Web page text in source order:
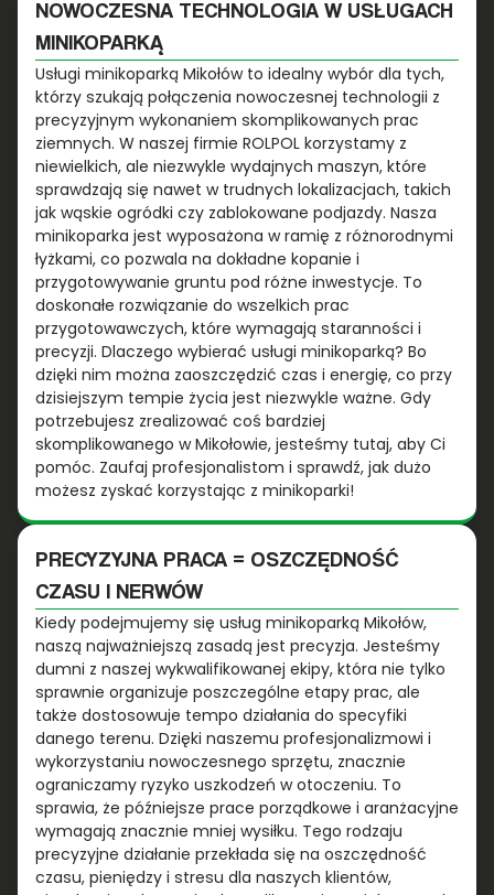
NOWOCZESNA TECHNOLOGIA W USŁUGACH
MINIKOPARKĄ
Usługi minikoparką Mikołów to idealny wybór dla tych,
którzy szukają połączenia nowoczesnej technologii z
precyzyjnym wykonaniem skomplikowanych prac
ziemnych. W naszej firmie ROLPOL korzystamy z
niewielkich, ale niezwykle wydajnych maszyn, które
sprawdzają się nawet w trudnych lokalizacjach, takich
jak wąskie ogródki czy zablokowane podjazdy. Nasza
minikoparka jest wyposażona w ramię z różnorodnymi
łyżkami, co pozwala na dokładne kopanie i
przygotowywanie gruntu pod różne inwestycje. To
doskonałe rozwiązanie do wszelkich prac
przygotowawczych, które wymagają staranności i
precyzji. Dlaczego wybierać usługi minikoparką? Bo
dzięki nim można zaoszczędzić czas i energię, co przy
dzisiejszym tempie życia jest niezwykle ważne. Gdy
potrzebujesz zrealizować coś bardziej
skomplikowanego w Mikołowie, jesteśmy tutaj, aby Ci
pomóc. Zaufaj profesjonalistom i sprawdź, jak dużo
możesz zyskać korzystając z minikoparki!
PRECYZYJNA PRACA = OSZCZĘDNOŚĆ
CZASU I NERWÓW
Kiedy podejmujemy się usług minikoparką Mikołów,
naszą najważniejszą zasadą jest precyzja. Jesteśmy
dumni z naszej wykwalifikowanej ekipy, która nie tylko
sprawnie organizuje poszczególne etapy prac, ale
także dostosowuje tempo działania do specyfiki
danego terenu. Dzięki naszemu profesjonalizmowi i
wykorzystaniu nowoczesnego sprzętu, znacznie
ograniczamy ryzyko uszkodzeń w otoczeniu. To
sprawia, że późniejsze prace porządkowe i aranżacyjne
wymagają znacznie mniej wysiłku. Tego rodzaju
precyzyjne działanie przekłada się na oszczędność
czasu, pieniędzy i stresu dla naszych klientów,